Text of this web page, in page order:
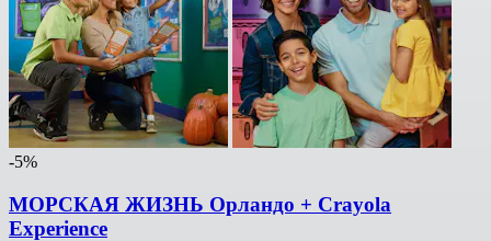
-5%
МОРСКАЯ ЖИЗНЬ Орландо + Crayola
Experience